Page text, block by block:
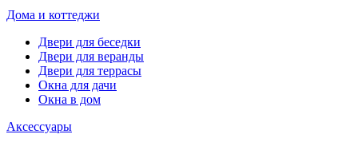
Дома и коттеджи
Двери для беседки
Двери для веранды
Двери для террасы
Окна для дачи
Окна в дом
Аксессуары